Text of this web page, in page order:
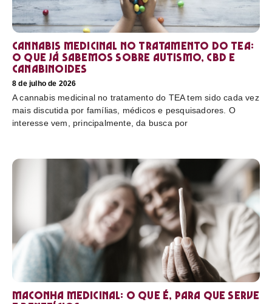
Cannabis medicinal no tratamento do TEA:
o que já sabemos sobre autismo, CBD e
canabinoides
8 de julho de 2026
A cannabis medicinal no tratamento do TEA tem sido cada vez
mais discutida por famílias, médicos e pesquisadores. O
interesse vem, principalmente, da busca por
Maconha medicinal: O que é, para que serve